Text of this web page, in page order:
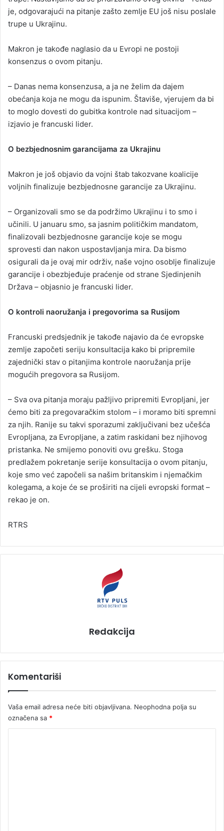
je, odgovarajući na pitanje zašto zemlje EU još nisu poslale
trupe u Ukrajinu.
Makron je takođe naglasio da u Evropi ne postoji
konsenzus o ovom pitanju.
– Danas nema konsenzusa, a ja ne želim da dajem
obećanja koja ne mogu da ispunim. Štaviše, vjerujem da bi
to moglo dovesti do gubitka kontrole nad situacijom –
izjavio je francuski lider.
O bezbjednosnim garancijama za Ukrajinu
Makron je još objavio da vojni štab takozvane koalicije
voljnih finalizuje bezbjednosne garancije za Ukrajinu.
– Organizovali smo se da podržimo Ukrajinu i to smo i
učinili. U januaru smo, sa jasnim političkim mandatom,
finalizovali bezbjednosne garancije koje se mogu
sprovesti dan nakon uspostavljanja mira. Da bismo
osigurali da je ovaj mir održiv, naše vojno osoblje finalizuje
garancije i obezbjeđuje praćenje od strane Sjedinjenih
Država – objasnio je francuski lider.
O kontroli naoružanja i pregovorima sa Rusijom
Francuski predsjednik je takođe najavio da će evropske
zemlje započeti seriju konsultacija kako bi pripremile
zajednički stav o pitanjima kontrole naoružanja prije
mogućih pregovora sa Rusijom.
– Sva ova pitanja moraju pažljivo pripremiti Evropljani, jer
ćemo biti za pregovaračkim stolom – i moramo biti spremni
za njih. Ranije su takvi sporazumi zaključivani bez učešća
Evropljana, za Evropljane, a zatim raskidani bez njihovog
pristanka. Ne smijemo ponoviti ovu grešku. Stoga
predlažem pokretanje serije konsultacija o ovom pitanju,
koje smo već započeli sa našim britanskim i njemačkim
kolegama, a koje će se proširiti na cijeli evropski format –
rekao je on.
RTRS
Redakcija
Komentariši
Vaša email adresa neće biti objavljivana. Neophodna polja su
označena sa *